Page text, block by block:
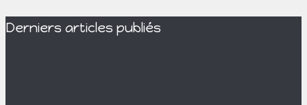
Derniers articles publiés